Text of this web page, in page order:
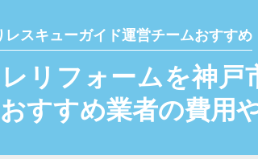
レスキューガイド運営チームおすすめ
レリフォームを神戸
すすめ業者の費用